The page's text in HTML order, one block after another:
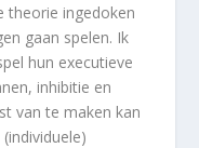
theorie ingedoken
gaan spelen. Ik
hun executieve
inhibitie en
van te maken kan